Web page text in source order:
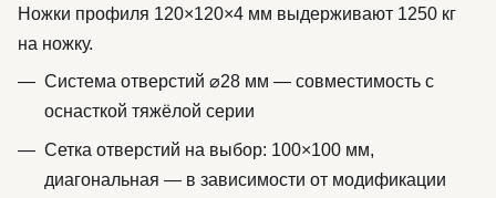
Ножки профиля 120×120×4 мм выдерживают 1250 кг
на ножку.
Система отверстий ⌀28 мм — совместимость с
оснасткой тяжёлой серии
Сетка отверстий на выбор: 100×100 мм,
диагональная — в зависимости от модификации